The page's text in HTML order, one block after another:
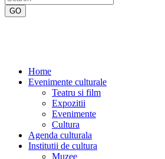
Home
Evenimente culturale
Teatru si film
Expozitii
Evenimente
Cultura
Agenda culturala
Institutii de cultura
Muzee